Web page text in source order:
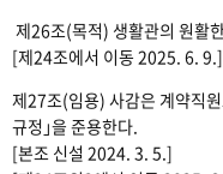
제26조(목적) 생활관의 원활
[제24조에서 이동 2025. 6. 9.]
제27조(임용) 사감은 계약직
규정｣을 준용한다.
[본조 신설 2024. 3. 5.]